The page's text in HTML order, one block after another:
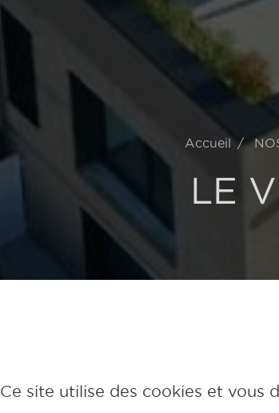
Accueil
LE
Ce site utilise des cookies et vous